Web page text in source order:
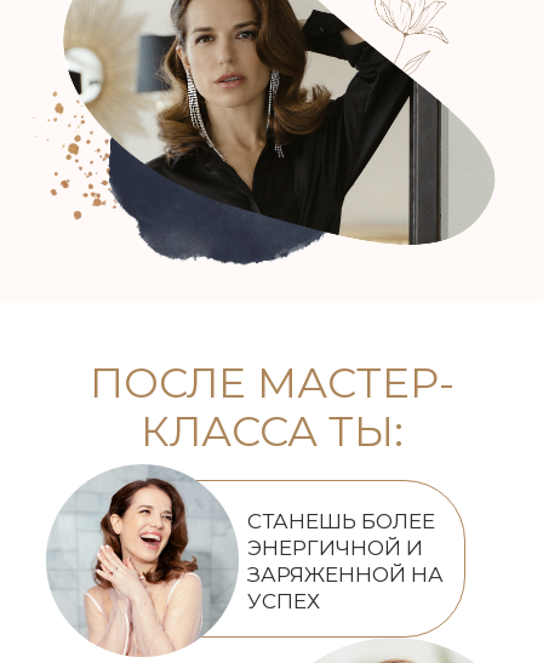
СТАНЕШЬ БОЛЕЕ
ЭНЕРГИЧНОЙ И
ЗАРЯЖЕННОЙ НА
УСПЕХ
ПОСЛЕ МАСТЕР-
КЛАССА ТЫ: